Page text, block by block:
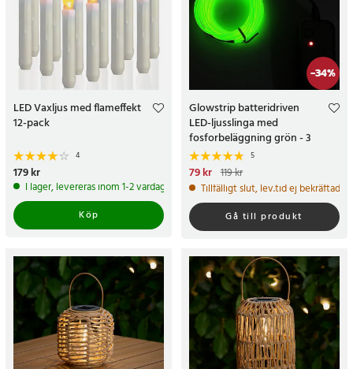
LED Vaxljus med flameffekt
12-pack
4
Pris:179 kr
179 kr
I lager, levereras inom 1-2 vardagar
Köp
-34%
Glowstrip batteridriven
LED-ljusslinga med
fosforbeläggning grön - 3
meter
5
Nuvarande pris
pris:119 kr
79 kr 119 kr
Tillfälligt slut, lev.tid ej bekräftad
Gå till produkt